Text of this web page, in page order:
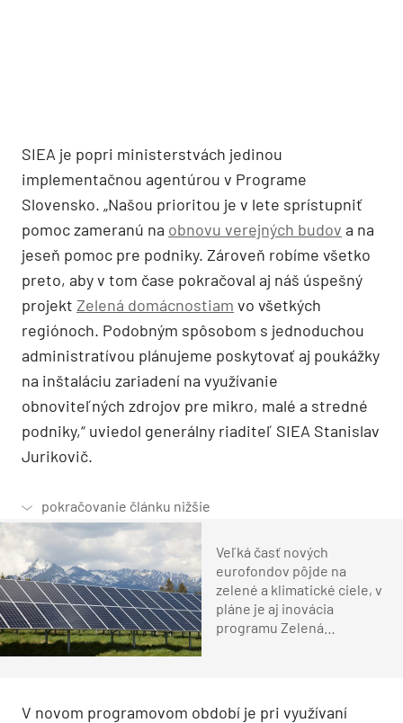
SIEA je popri ministerstvách jedinou
implementačnou agentúrou v Programe
Slovensko. „Našou prioritou je v lete sprístupniť
pomoc zameranú na obnovu verejných budov a na
jeseň pomoc pre podniky. Zároveň robíme všetko
preto, aby v tom čase pokračoval aj náš úspešný
projekt Zelená domácnostiam vo všetkých
regiónoch. Podobným spôsobom s jednoduchou
administratívou plánujeme poskytovať aj poukážky
na inštaláciu zariadení na využívanie
obnoviteľných zdrojov pre mikro, malé a stredné
podniky,“ uviedol generálny riaditeľ SIEA Stanislav
Jurikovič.
Veľká časť nových
eurofondov pôjde na
zelené a klimatické ciele, v
pláne je aj inovácia
programu Zelená
V novom programovom období je pri využívaní